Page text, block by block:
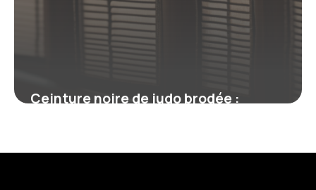
Ceinture noire de judo brodée :